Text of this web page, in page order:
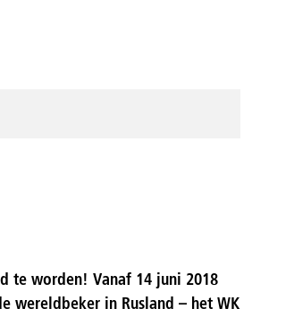
te worden! Vanaf 14 juni 2018
wereldbeker in Rusland – het WK